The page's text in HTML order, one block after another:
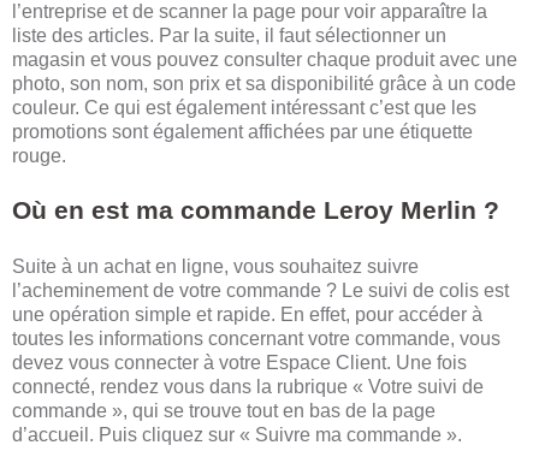
l’entreprise et de scanner la page pour voir apparaître la
liste des articles. Par la suite, il faut sélectionner un
magasin et vous pouvez consulter chaque produit avec une
photo, son nom, son prix et sa disponibilité grâce à un code
couleur. Ce qui est également intéressant c’est que les
promotions sont également affichées par une étiquette
rouge.
Où en est ma commande Leroy Merlin ?
Suite à un achat en ligne, vous souhaitez suivre
l’acheminement de votre commande ? Le suivi de colis est
une opération simple et rapide. En effet, pour accéder à
toutes les informations concernant votre commande, vous
devez vous connecter à votre Espace Client. Une fois
connecté, rendez vous dans la rubrique « Votre suivi de
commande », qui se trouve tout en bas de la page
d’accueil. Puis cliquez sur « Suivre ma commande ».